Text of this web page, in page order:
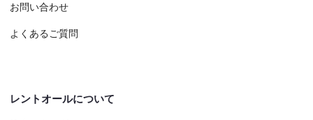
お問い合わせ
よくあるご質問
レントオールについて